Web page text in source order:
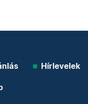
Hírlevelek